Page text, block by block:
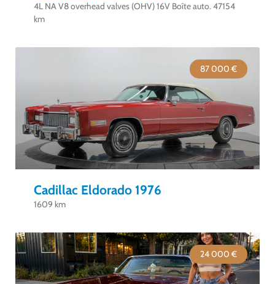
4L NA V8 overhead valves (OHV) 16V Boîte auto. 47154
km
87 000 €
Cadillac Eldorado 1976
1609 km
24 000 €